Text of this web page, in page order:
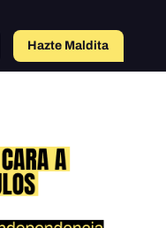
Hazte Maldita